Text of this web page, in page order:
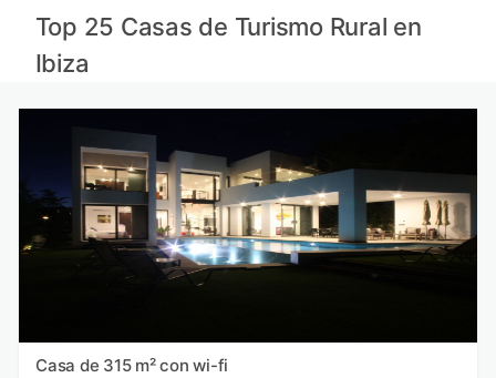
Casas rurales en Tarragona
Casas rurales en Menorca provincia
Top 25 Casas de Turismo Rural en
Ibiza
Casa de 315 m² con wi-fi